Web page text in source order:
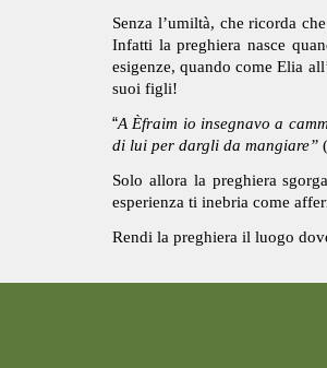
Senza l’umiltà, che ricorda
Infatti la preghiera nasce
esigenze, quando come Elia
suoi figli!
“A Èfraim io insegnavo a
di lui per dargli da mangiare”
Solo allora la preghiera
esperienza ti inebria come
Rendi la preghiera il luogo